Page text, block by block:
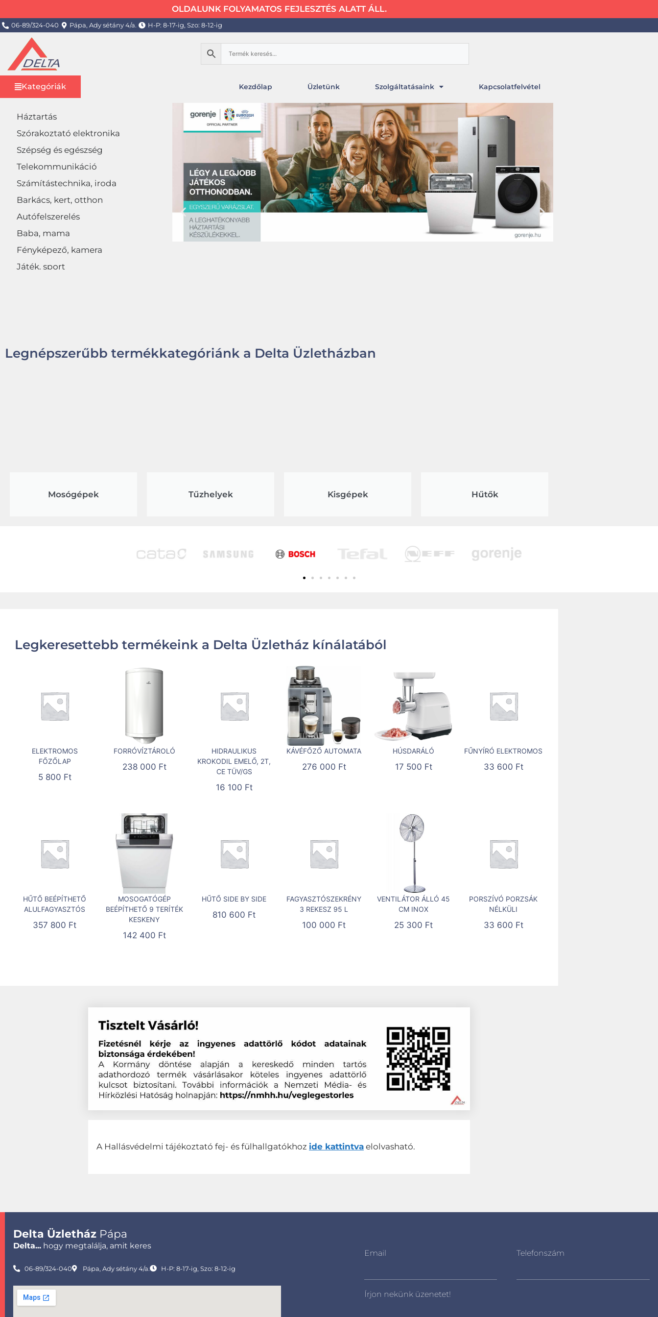
OLDALUNK FOLYAMATOS FEJLESZTÉS ALATT ÁLL.
06-89/324-040 Pápa, Ady sétány 4/a. H-P: 8-17-ig, Szo: 8-12-ig
Kategóriák Kezdőlap Üzletünk Szolgáltatásaink Kapcsolatfelvétel
Háztartás
Szórakoztató elektronika
Szépség és egészség
Telekommunikáció
Számítástechnika, iroda
Barkács, kert, otthon
Autófelszerelés
Baba, mama
Fényképező, kamera
Játék, sport
Legnépszerűbb termékkategóriánk a Delta Üzletházban
Mosógépek Tűzhelyek Kisgépek Hűtők
Legkeresettebb termékeink a Delta Üzletház kínálatából
ELEKTROMOS
FŐZŐLAP
5 800 Ft
FORRÓVÍZTÁROLÓ
238 000 Ft
HIDRAULIKUS
KROKODIL EMELŐ, 2T,
CE TÜV/GS
16 100 Ft
KÁVÉFŐZŐ AUTOMATA
276 000 Ft
HÚSDARÁLÓ
17 500 Ft
FŰNYÍRÓ ELEKTROMOS
33 600 Ft
HŰTŐ BEÉPÍTHETŐ
ALULFAGYASZTÓS
357 800 Ft
MOSOGATÓGÉP
BEÉPÍTHETŐ 9 TERÍTÉK
KESKENY
142 400 Ft
HŰTŐ SIDE BY SIDE
810 600 Ft
FAGYASZTÓSZEKRÉNY
3 REKESZ 95 L
100 000 Ft
VENTILÁTOR ÁLLÓ 45
CM INOX
25 300 Ft
PORSZÍVÓ PORZSÁK
NÉLKÜLI
33 600 Ft
A Hallásvédelmi tájékoztató fej- és fülhallgatókhoz ide kattintva elolvasható.
Delta Üzletház Pápa
Delta... hogy megtalálja, amit keres
06-89/324-040 Pápa, Ady sétány 4/a. H-P: 8-17-ig, Szo: 8-12-ig
Email Telefonszám
Írjon nekünk üzenetet!